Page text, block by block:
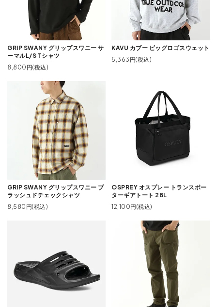
GRIP SWANY グリップスワニー サ
ーマルL/S Tシャツ
8,800円(税込)
KAVU カブー ビッグロゴスウェット
5,363円(税込)
GRIP SWANY グリップスワニー ブ
ラッシュドチェックシャツ
8,580円(税込)
OSPREY オスプレー トランスポー
ターギアトート 28L
12,100円(税込)